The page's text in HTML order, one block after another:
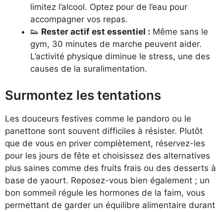
limitez l’alcool. Optez pour de l’eau pour
accompagner vos repas.
👟 Rester actif est essentiel : Même sans le
gym, 30 minutes de marche peuvent aider.
L’activité physique diminue le stress, une des
causes de la suralimentation.
Surmontez les tentations
Les douceurs festives comme le pandoro ou le
panettone sont souvent difficiles à résister. Plutôt
que de vous en priver complètement, réservez-les
pour les jours de fête et choisissez des alternatives
plus saines comme des fruits frais ou des desserts à
base de yaourt. Reposez-vous bien également ; un
bon sommeil régule les hormones de la faim, vous
permettant de garder un équilibre alimentaire durant